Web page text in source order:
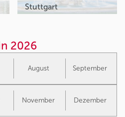
Stuttgart
2026
August September
November Dezember